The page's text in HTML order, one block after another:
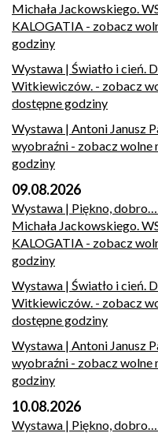
Michała Jackowskiego.
KALOGATIA - zobacz
godziny
Wystawa | Światło i cień.
Witkiewiczów. - zobacz
dostępne godziny
Wystawa | Antoni Janusz
wyobraźni - zobacz wolne
godziny
09.08.2026
Wystawa | Piękno,
Michała Jackowskiego.
KALOGATIA - zobacz
godziny
Wystawa | Światło i cień.
Witkiewiczów. - zobacz
dostępne godziny
Wystawa | Antoni Janusz
wyobraźni - zobacz wolne
godziny
10.08.2026
Wystawa | Piękno,